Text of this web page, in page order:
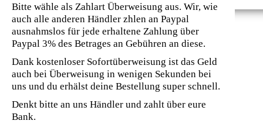
Bitte wähle als Zahlart Überweisung aus. Wir, wie
auch alle anderen Händler zhlen an Paypal
ausnahmslos für jede erhaltene Zahlung über
Paypal 3% des Betrages an Gebühren an diese.
Dank kostenloser Sofortüberweisung ist das Geld
auch bei Überweisung in wenigen Sekunden bei
uns und du erhälst deine Bestellung super schnell.
Denkt bitte an uns Händler und zahlt über eure
Bank.